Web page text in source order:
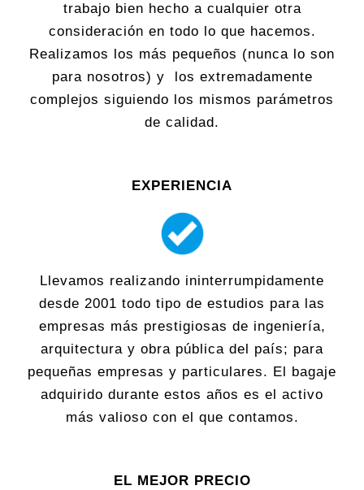
trabajo bien hecho a cualquier otra
consideración en todo lo que hacemos.
Realizamos los más pequeños (nunca lo son
para nosotros) y los extremadamente
complejos siguiendo los mismos parámetros
de calidad.
EXPERIENCIA
Llevamos realizando ininterrumpidamente
desde 2001 todo tipo de estudios para las
empresas más prestigiosas de ingeniería,
arquitectura y obra pública del país; para
pequeñas empresas y particulares. El bagaje
adquirido durante estos años es el activo
más valioso con el que contamos.
EL MEJOR PRECIO